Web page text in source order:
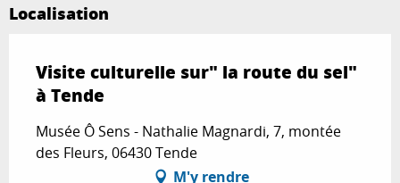
Localisation
Visite culturelle sur" la route du sel"
à Tende
Musée Ô Sens - Nathalie Magnardi, 7, montée
des Fleurs, 06430 Tende
M'y rendre